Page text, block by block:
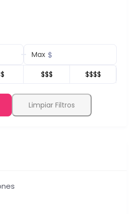
Max $
$$$ $$$$
Limpiar Filtros